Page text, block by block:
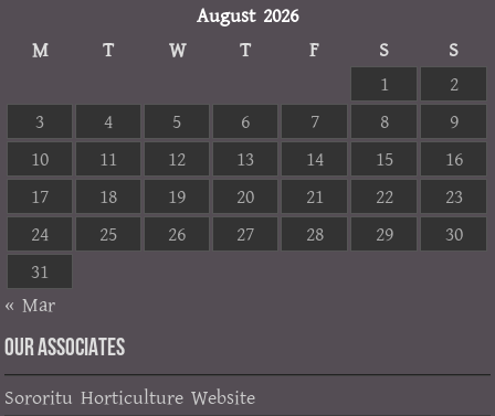
August 2026
M
T W T F S
S
1
2
3
4 5 6 7 8
9
10
11 12 13 14 15
16
17
18 19 20 21 22
23
24
25 26 27 28 29
30
31
« Mar
OUR ASSOCIATES
Sororitu Horticulture Website